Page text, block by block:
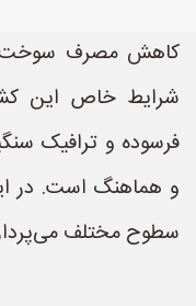
کاهش مصرف سوخت
شرایط خاص این
فرسوده و ترافیک
و هماهنگ است. در
سطوح مختلف